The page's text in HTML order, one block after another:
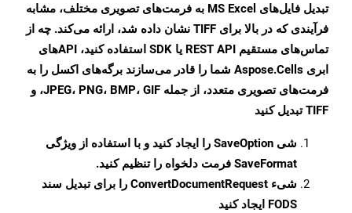
تبدیل فایل‌های MS Excel به فرمت‌های تصویری مختلف، مشابه
فرآیندی که در بالا برای TIFF نشان داده شد، ارائه می‌کند. چه از
تماس‌های مستقیم REST API یا SDK استفاده کنید، APIهای
ابری Aspose.Cells شما را قادر می‌سازند برگه‌های اکسل را به
فرمت‌های تصویری متعدد، از جمله JPEG، PNG، BMP، GIF، و
TIFF تبدیل کنید
شی SaveOption را ایجاد کنید و با استفاده از ویژگی
SaveFormat فرمت دلخواه را تنظیم کنید.
شیء ConvertDocumentRequest را برای تبدیل سند
FODS ایجاد کنید